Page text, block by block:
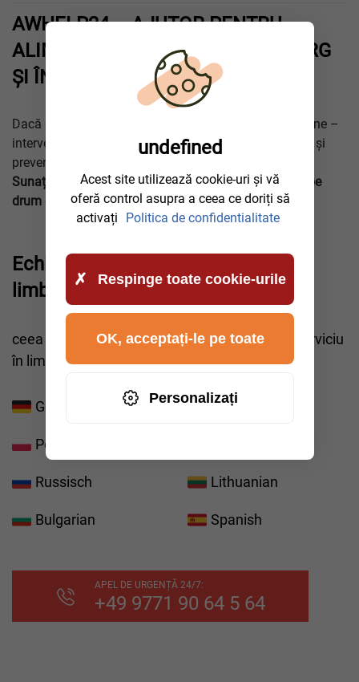
AWHELP24 – AJUTOR PENTRU
ALIMENTARE GREȘITĂ ÎN DUISBURG
ȘI ÎN TOATĂ GERMANIA
Dacă ați alimentat greșit – nu porniți motorul! Sunați-ne –
intervenim rapid, extragem combustibilul în siguranță și
prevenim reparațiile costisitoare.
Sunați AWhelp24 – echipa noastră mobilă este deja pe
drum cătreDuisburg!
Echipa noastră vorbește mai multe
limbi
ceea ce ne permite să vă oferim cel mai bun serviciu
în limba preferată.
German Englisch
Polnisch
Russisch Lithuanian
Bulgarian Spanish
APEL DE URGENȚĂ 24/7:
+49 9771 90 64 5 64
undefined
Acest site utilizează cookie-uri și vă
oferă control asupra a ceea ce doriți să
activați
Politica de confidentialitate
Respinge toate cookie-urile
Personalizați
OK, acceptați-le pe toate